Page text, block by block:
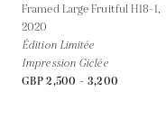
Framed Large Fruitful H18-1,
2020
Édition Limitée
Impression Giclée
GBP 2,500 - 3,200